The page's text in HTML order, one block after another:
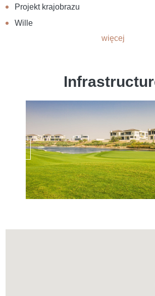
Projekt krajobrazu
Wille
więcej